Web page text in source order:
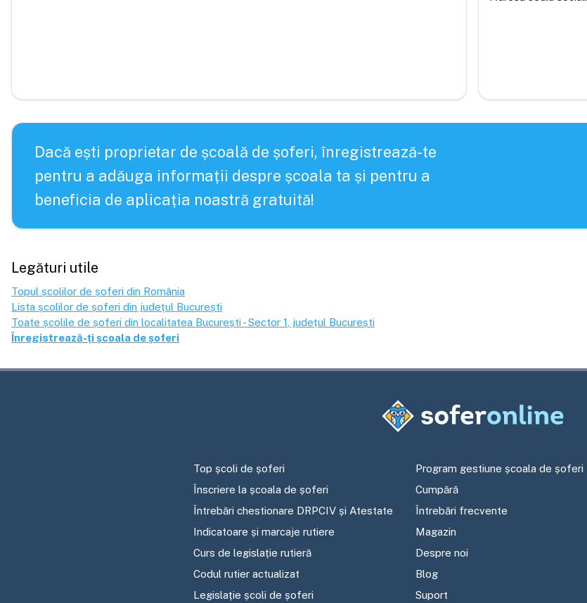
Dacă ești proprietar de școală de șoferi, înregistrează-te
pentru a adăuga informații despre școala ta și pentru a
beneficia de aplicația noastră gratuită!
Legături utile
Topul școlilor de șoferi din România
Lista școlilor de șoferi din județul București
Toate școlile de șoferi din localitatea București - Sector 1 , județul București
Înregistrează-ți școala de șoferi
Top școli de șoferi
Înscriere la școala de șoferi
Întrebări chestionare DRPCIV și Atestate
Indicatoare și marcaje rutiere
Curs de legislație rutieră
Codul rutier actualizat
Legislație școli de șoferi
Program gestiune școala de șoferi
Cumpără
Întrebări frecvente
Magazin
Despre noi
Blog
Suport